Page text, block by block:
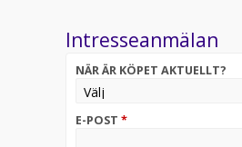
Intresseanmälan
NÄR ÄR KÖPET AKTUELLT?
E-POST *